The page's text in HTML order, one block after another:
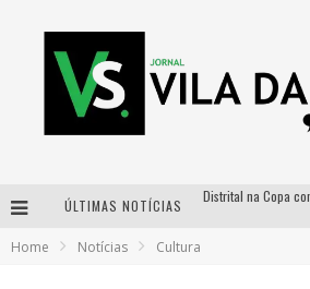
ÚLTIMAS NOTÍCIAS
Home Notícias Cultura